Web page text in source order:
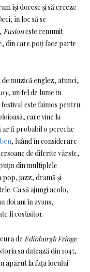
își doresc și să creeze
în loc să se
Fusioneste renumit
din care poți face parte
muzică englez, atunci,
, un fel de lume în
este faimos pentru
care vine la
fi probabil o pereche
, luând în considerare
de diferite vârste,
din multiplele
pop, jazz, dramă și
Ca să ajungi acolo,
doi ani în avans,
fi costisitor.
de Edinburgh Fringe
sa datează din 1947,
apărut la fața locului